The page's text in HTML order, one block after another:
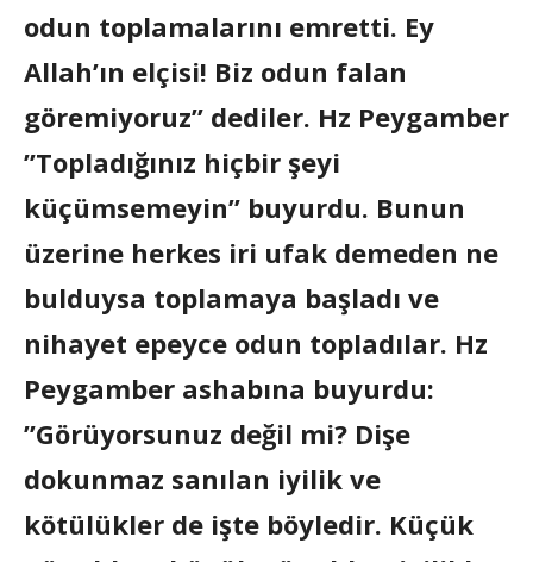
odun toplamalarını emretti. Ey
Allah’ın elçisi! Biz odun falan
göremiyoruz” dediler. Hz Peygamber
”Topladığınız hiçbir şeyi
küçümsemeyin” buyurdu. Bunun
üzerine herkes iri ufak demeden ne
bulduysa toplamaya başladı ve
nihayet epeyce odun topladılar. Hz
Peygamber ashabına buyurdu:
”Görüyorsunuz değil mi? Dişe
dokunmaz sanılan iyilik ve
kötülükler de işte böyledir. Küçük